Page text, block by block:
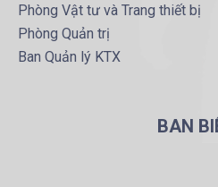
Phòng Vật tư và Trang thiết bị
Phòng Quản trị
Ban Quản lý KTX
BAN